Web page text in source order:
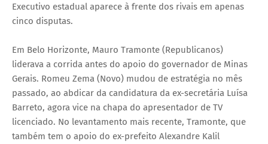
Executivo estadual aparece à frente dos rivais em apenas
cinco disputas.
Em Belo Horizonte, Mauro Tramonte (Republicanos)
liderava a corrida antes do apoio do governador de Minas
Gerais. Romeu Zema (Novo) mudou de estratégia no mês
passado, ao abdicar da candidatura da ex-secretária Luísa
Barreto, agora vice na chapa do apresentador de TV
licenciado. No levantamento mais recente, Tramonte, que
também tem o apoio do ex-prefeito Alexandre Kalil